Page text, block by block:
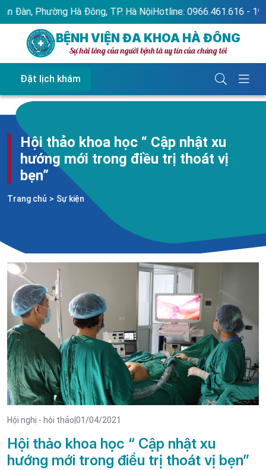
Hà Đông, TP. Hà NộiHotline: 0966.461.616 -
BỆNH VIỆN ĐA KHOA HÀ ĐÔNG
Sự hài lòng của người bệnh là uy tín của chúng tôi
Đặt lịch khám
Hội thảo khoa học “ Cập nhật xu
hướng mới trong điều trị thoát vị
bẹn”
Trang chủ > Sự kiện
Hội nghị - hội thảo 01/04/2021
Hội thảo khoa học “ Cập nhật xu
hướng mới trong điều trị thoát vị bẹn”